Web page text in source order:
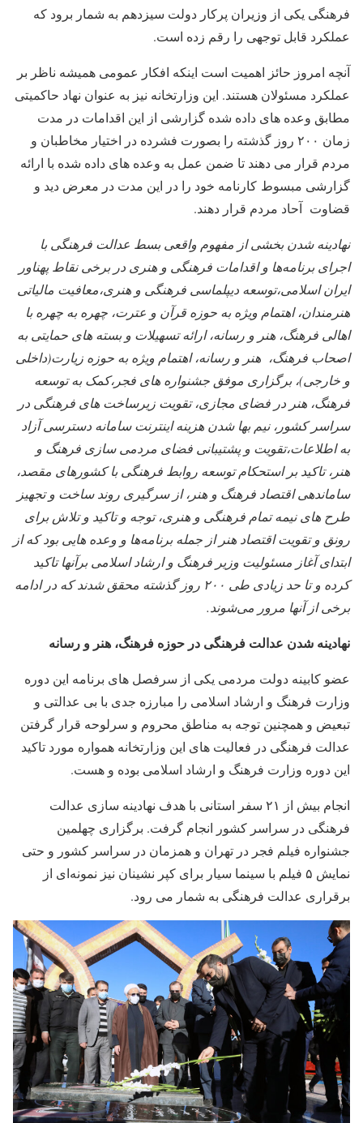
فرهنگی یکی از وزیران پرکار دولت سیزدهم به شمار برود که
عملکرد قابل توجهی را رقم زده است.
آنچه امروز حائز اهمیت است اینکه افکار عمومی همیشه ناظر بر
عملکرد مسئولان هستند. این وزارتخانه نیز به عنوان نهاد حاکمیتی
مطابق وعده های داده شده گزارشی از این اقدامات در مدت
زمان ۲۰۰ روز گذشته را بصورت فشرده در اختیار مخاطبان و
مردم قرار می دهند تا ضمن عمل به وعده های داده شده با ارائه
گزارشی مبسوط کارنامه خود را در این مدت در معرض دید و
قضاوت آحاد مردم قرار دهند.
نهادینه شدن بخشی از مفهوم واقعی بسط عدالت فرهنگی با
اجرای برنامه‌ها و اقدامات فرهنگی و هنری در برخی نقاط پهناور
ایران اسلامی،توسعه دیپلماسی فرهنگی و هنری،معافیت مالیاتی
هنرمندان، اهتمام ویژه به حوزه قرآن و عترت، چهره به چهره با
اهالی فرهنگ، هنر و رسانه، ارائه تسهیلات و بسته های حمایتی به
اصحاب فرهنگ، هنر و رسانه، اهتمام ویژه به حوزه زیارت(داخلی
و خارجی)، برگزاری موفق جشنواره های فجر،کمک به توسعه
فرهنگ، هنر در فضای مجازی، تقویت زیرساخت های فرهنگی در
سراسر کشور، نیم بها شدن هزینه اینترنت سامانه دسترسی آزاد
به اطلاعات،تقویت و پشتیبانی فضای مردمی سازی فرهنگ و
هنر، تاکید بر استحکام توسعه روابط فرهنگی با کشورهای مقصد،
ساماندهی اقتصاد فرهنگ و هنر، از سرگیری روند ساخت و تجهیز
طرح های نیمه تمام فرهنگی و هنری، توجه و تاکید و تلاش برای
رونق و تقویت اقتصاد هنر از جمله برنامه‌ها و وعده هایی بود که از
ابتدای آغاز مسئولیت وزیر فرهنگ و ارشاد اسلامی برآنها تاکید
کرده و تا حد زیادی طی ۲۰۰ روز گذشته محقق شدند که در ادامه
برخی از آنها مرور می‌شوند.
نهادینه شدن عدالت فرهنگی در حوزه فرهنگ، هنر و رسانه
عضو کابینه دولت مردمی یکی از سرفصل های برنامه این دوره
وزارت فرهنگ و ارشاد اسلامی را مبارزه جدی با بی عدالتی و
تبعیض و همچنین توجه به مناطق محروم و سرلوحه قرار گرفتن
عدالت فرهنگی در فعالیت های این وزارتخانه همواره مورد تاکید
این دوره وزارت فرهنگ و ارشاد اسلامی بوده و هست.
انجام بیش از ۲۱ سفر استانی با هدف نهادینه سازی عدالت
فرهنگی در سراسر کشور انجام گرفت. برگزاری چهلمین
جشنواره فیلم فجر در تهران و همزمان در سراسر کشور و حتی
نمایش ۵ فیلم با سینما سیار برای کپر نشینان نیز نمونه‌ای از
برقراری عدالت فرهنگی به شمار می رود.